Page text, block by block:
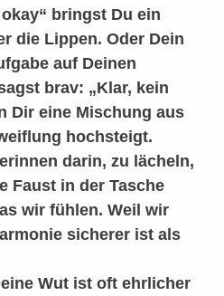
bringst Du ein
die Lippen. Oder Dein
auf Deinen
brav: „Klar, kein
Dir eine Mischung aus
hochsteigt.
darin, zu lächeln,
Faust in der Tasche
wir fühlen. Weil wir
sicherer ist als
Wut ist oft ehrlicher